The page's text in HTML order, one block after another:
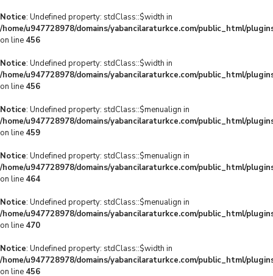
Notice: Undefined property: stdClass::$width in
/home/u947728978/domains/yabancilaraturkce.com/public_html/
on line 456
Notice: Undefined property: stdClass::$width in
/home/u947728978/domains/yabancilaraturkce.com/public_html/
on line 456
Notice: Undefined property: stdClass::$menualign in
/home/u947728978/domains/yabancilaraturkce.com/public_html/
on line 459
Notice: Undefined property: stdClass::$menualign in
/home/u947728978/domains/yabancilaraturkce.com/public_html/
on line 464
Notice: Undefined property: stdClass::$menualign in
/home/u947728978/domains/yabancilaraturkce.com/public_html/
on line 470
Notice: Undefined property: stdClass::$width in
/home/u947728978/domains/yabancilaraturkce.com/public_html/
on line 456